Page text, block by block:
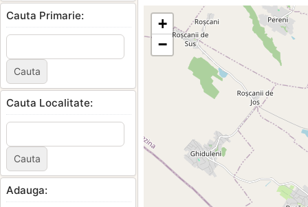
Cauta Primarie:
Cauta Localitate:
Adauga:
+
−